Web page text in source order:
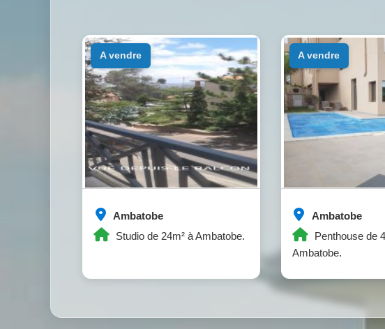
Ambatobe
Studio de 24m² à Ambatobe.
a vendre
Ambatobe
Penthouse de
Ambatobe.
a vendre